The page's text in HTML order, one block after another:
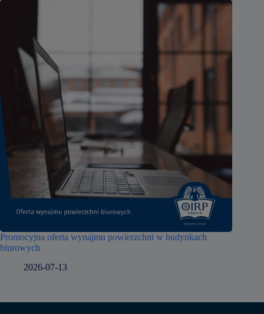
Promocyjna oferta wynajmu powierzchni w budynkach
biurowych
2026-07-13